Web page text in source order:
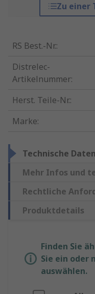
Zu einer
RS Best.-Nr.:
Distrelec-
Artikelnummer:
Herst. Teile-Nr.:
Marke:
Technische Daten
Mehr Infos und
Rechtliche
Produktdetails
Finden Sie
Sie ein oder
auswählen.